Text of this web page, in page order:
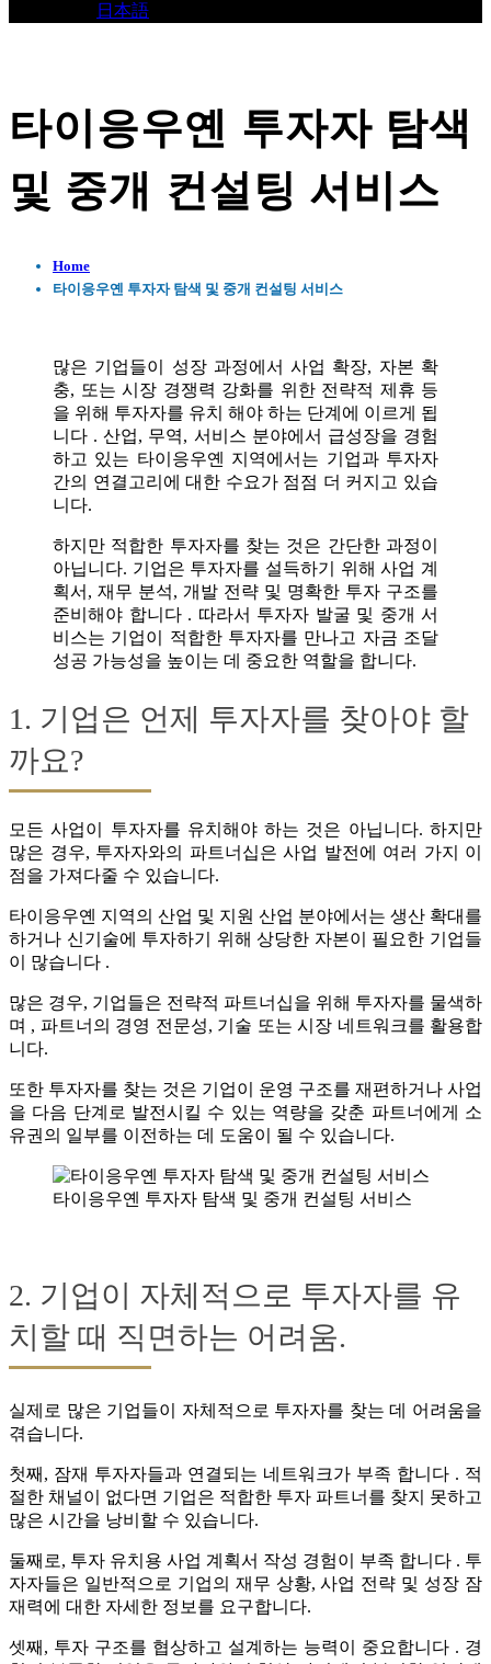
日本語
타이응우옌 투자자 탐색
및 중개 컨설팅 서비스
Home
타이응우옌 투자자 탐색 및 중개 컨설팅 서비스
많은 기업들이 성장 과정에서 사업 확장, 자본 확
충, 또는 시장 경쟁력 강화를 위한 전략적 제휴 등
을 위해 투자자를 유치 해야 하는 단계에 이르게 됩
니다 . 산업, 무역, 서비스 분야에서 급성장을 경험
하고 있는 타이응우옌 지역에서는 기업과 투자자
간의 연결고리에 대한 수요가 점점 더 커지고 있습
니다.
하지만 적합한 투자자를 찾는 것은 간단한 과정이
아닙니다. 기업은 투자자를 설득하기 위해 사업 계
획서, 재무 분석, 개발 전략 및 명확한 투자 구조를
준비해야 합니다 . 따라서 투자자 발굴 및 중개 서
비스는 기업이 적합한 투자자를 만나고 자금 조달
성공 가능성을 높이는 데 중요한 역할을 합니다.
1. 기업은 언제 투자자를 찾아야 할
까요?
모든 사업이 투자자를 유치해야 하는 것은 아닙니다. 하지만
많은 경우, 투자자와의 파트너십은 사업 발전에 여러 가지 이
점을 가져다줄 수 있습니다.
타이응우옌 지역의 산업 및 지원 산업 분야에서는 생산 확대를
하거나 신기술에 투자하기 위해 상당한 자본이 필요한 기업들
이 많습니다 .
많은 경우, 기업들은 전략적 파트너십을 위해 투자자를 물색하
며 , 파트너의 경영 전문성, 기술 또는 시장 네트워크를 활용합
니다.
또한 투자자를 찾는 것은 기업이 운영 구조를 재편하거나 사업
을 다음 단계로 발전시킬 수 있는 역량을 갖춘 파트너에게 소
유권의 일부를 이전하는 데 도움이 될 수 있습니다.
타이응우옌 투자자 탐색 및 중개 컨설팅 서비스
2. 기업이 자체적으로 투자자를 유
치할 때 직면하는 어려움.
실제로 많은 기업들이 자체적으로 투자자를 찾는 데 어려움을
겪습니다.
첫째, 잠재 투자자들과 연결되는 네트워크가 부족 합니다 . 적
절한 채널이 없다면 기업은 적합한 투자 파트너를 찾지 못하고
많은 시간을 낭비할 수 있습니다.
둘째로, 투자 유치용 사업 계획서 작성 경험이 부족 합니다 . 투
자자들은 일반적으로 기업의 재무 상황, 사업 전략 및 성장 잠
재력에 대한 자세한 정보를 요구합니다.
셋째, 투자 구조를 협상하고 설계하는 능력이 중요합니다 . 경